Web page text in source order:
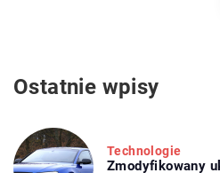
Ostatnie wpisy
Technologie
Zmodyfikowany